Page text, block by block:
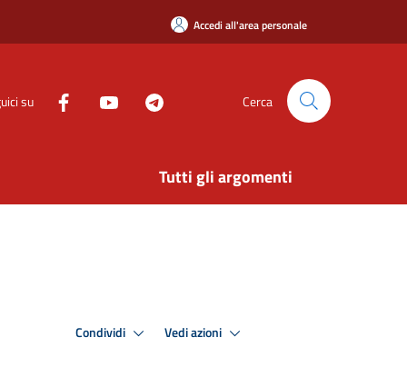
Accedi all'area personale
su Cerca
Tutti gli argomenti
Condividi Vedi azioni